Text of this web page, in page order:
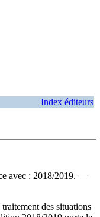
Index éditeurs
avec : 2018/2019. —
des situations